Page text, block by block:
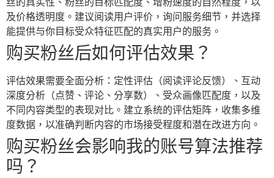
及价格透明度。建议阅读用户评价，询问服务细节，并选择
能提供与你目标受众特征匹配的真实用户的服务。
购买粉丝后如何评估效果？
评估效果需要全面分析：定性评估（阅读评论反馈）、互动
深度分析（点赞、评论、分享数）、受众画像匹配度，以及
不同内容类型的表现对比。建立系统的评估矩阵，收集多维
度数据，以准确判断内容的市场接受程度和潜在改进方向。
购买粉丝会影响我的账号算法推荐
吗？